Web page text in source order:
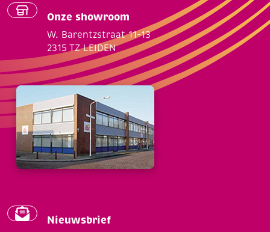
Onze showroom
W. Barentzstraat 11-13
2315 TZ LEIDEN
Nieuwsbrief